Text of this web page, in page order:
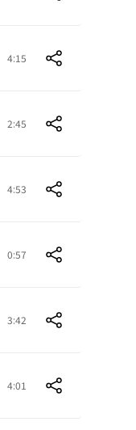
4:15
2:45
4:53
0:57
3:42
4:01